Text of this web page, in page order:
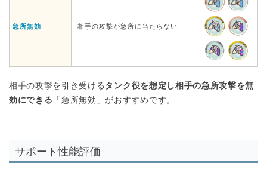
急所無効 相手の攻撃が急所に当たらない
相手の攻撃を引き受ける タンク役を想定し相手の急所攻撃を無
効にできる 「急所無効」がおすすめです。
サポート性能評価